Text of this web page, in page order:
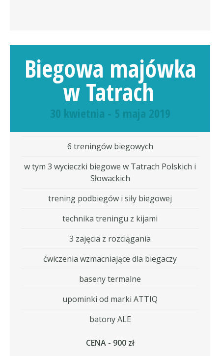
Biegowa majówka
w Tatrach
30 kwietnia - 5 maja 2019
6 treningów biegowych
w tym 3 wycieczki biegowe w Tatrach Polskich i
Słowackich
trening podbiegów i siły biegowej
technika treningu z kijami
3 zajęcia z rozciągania
ćwiczenia wzmacniające dla biegaczy
baseny termalne
upominki od marki ATTIQ
batony ALE
CENA - 900 zł